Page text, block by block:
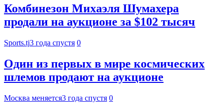
Комбинезон Михаэля Шумахера
продали на аукционе за $102 тысяч
Sports.tj3 года спустя 0
Один из первых в мире космических
шлемов продают на аукционе
Москва меняется3 года спустя 0